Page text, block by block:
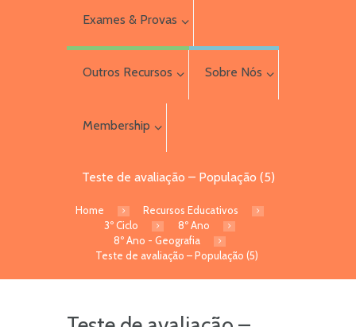
Exames & Provas
Outros Recursos Sobre Nós
Membership
Teste de avaliação – População (5)
Home
Recursos Educativos
3º Ciclo
8º Ano
8º Ano - Geografia
Teste de avaliação – População (5)